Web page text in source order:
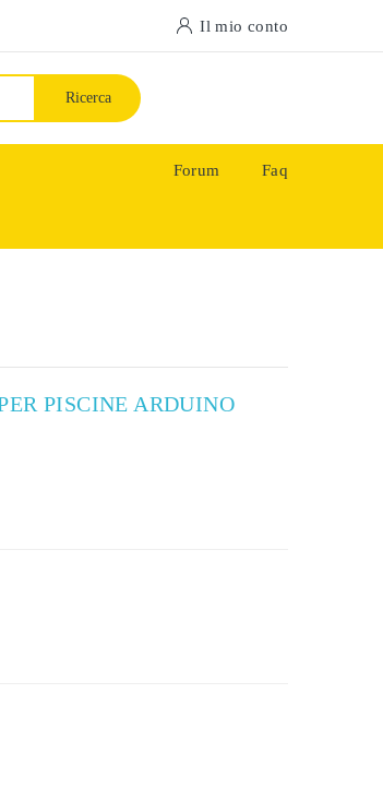
Il mio conto
Ricerca
Forum Faq
PISCINE ARDUINO